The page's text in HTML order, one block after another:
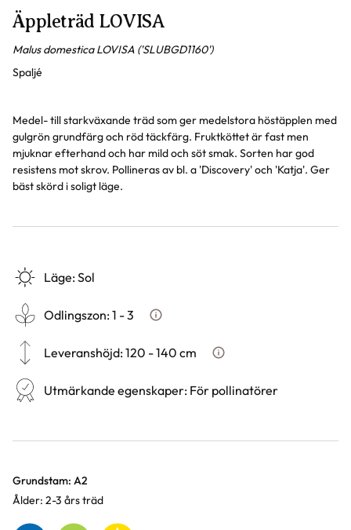
Äppleträd LOVISA
Malus domestica LOVISA ('SLUBGD1160')
Spaljé
Medel- till starkväxande träd som ger medelstora höstäpplen med
gulgrön grundfärg och röd täckfärg. Fruktköttet är fast men
mjuknar efterhand och har mild och söt smak. Sorten har god
resistens mot skrov. Pollineras av bl. a 'Discovery' och 'Katja'. Ger
bäst skörd i soligt läge.
Läge:Sol
Odlingszon:1 - 3 Vad är odlingszon?
Leveranshöjd:120 - 140 cm Hur vi mäter leveranshöjd
Utmärkande egenskaper: För pollinatörer
Varianter
Grundstam: A2
Ålder: 2-3 års träd